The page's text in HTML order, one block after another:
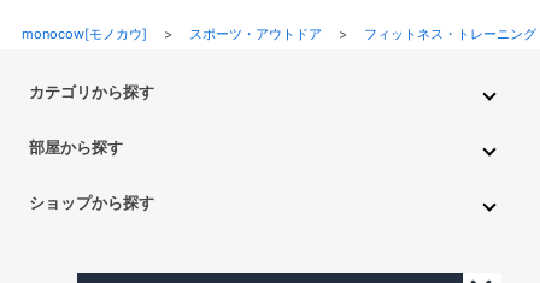
monocow[モノカウ] > スポーツ・アウトドア > フィットネス・トレーニング
カテゴリから探す
ペット用品 ベビー・キッズ
部屋から探す
トイレ・洗面所 バスルーム 押入れ・クローゼット
ショップから探す